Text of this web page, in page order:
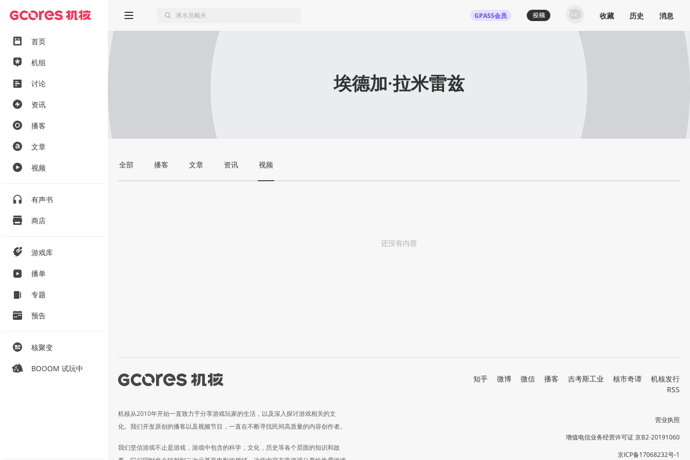
首页
机组
讨论
资讯
播客
文章
视频
有声书
商店
游戏库
播单
专题
预告
核聚变
BOOOM 试玩中
GPASS会员 收藏 历史 消息
埃德加·拉米雷兹
全部 播客 文章 资讯 视频
还没有内容
机核从2010年开始一直致力于分享游戏玩家的生活，以及深入探讨游戏相关的文
化。我们开发原创的播客以及视频节目，一直在不断寻找民间高质量的内容创作者。
我们坚信游戏不止是游戏，游戏中包含的科学，文化，历史等各个层面的知识和故
知乎 微博 微信 播客 吉考斯工业 核市奇谭
机核发行
RSS
营业执照
增值电信业务经营许可证 京B2-20191060
京ICP备17068232号-1